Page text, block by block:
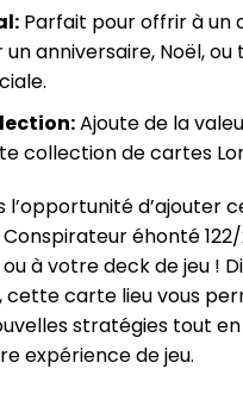
Parfait pour offrir à un
un anniversaire, Noël,
Ajoute de la
collection de cartes
l’opportunité d’ajouter
Conspirateur éhonté
à votre deck de jeu !
cette carte lieu vous
stratégies tout en
expérience de jeu.